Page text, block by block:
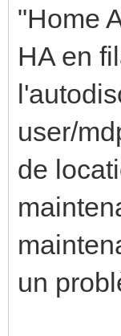
"Home
HA en
user/
de
un